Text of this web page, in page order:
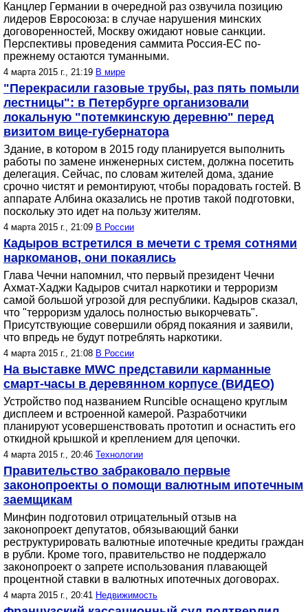
Канцлер Германии в очередной раз озвучила позицию
лидеров Евросоюза: в случае нарушения минских
договоренностей, Москву ожидают новые санкции.
Перспективы проведения саммита Россия-ЕС по-
прежнему остаются туманными.
4 марта 2015 г., 21:19 В мире
"Перекрасили газовые трубы, раз пять помыли
лестницы": в Петербурге организовали
локальную "потемкинскую деревню" перед
визитом вице-губернатора
Здание, в котором в 2015 году планируется выполнить
работы по замене инженерных систем, должна посетить
делегация. Сейчас, по словам жителей дома, здание
срочно чистят и ремонтируют, чтобы порадовать гостей. В
аппарате Албина оказались не против такой подготовки,
поскольку это идет на пользу жителям.
4 марта 2015 г., 21:09 В России
Кадыров встретился в мечети с тремя сотнями
наркоманов, они покаялись
Глава Чечни напомнил, что первый президент Чечни
Ахмат-Хаджи Кадыров считал наркотики и терроризм
самой большой угрозой для республики. Кадыров сказал,
что "терроризм удалось полностью выкорчевать".
Присутствующие совершили обряд покаяния и заявили,
что впредь не будут потреблять наркотики.
4 марта 2015 г., 21:08 В России
На выставке MWC представили карманные
смарт-часы в деревянном корпусе (ВИДЕО)
Устройство под названием Runcible оснащено круглым
дисплеем и встроенной камерой. Разработчики
планируют усовершенствовать прототип и оснастить его
откидной крышкой и креплением для цепочки.
4 марта 2015 г., 20:46 Технологии
Правительство забраковало первые
законопроекты о помощи валютным ипотечным
заемщикам
Минфин подготовил отрицательный отзыв на
законопроект депутатов, обязывающий банки
реструктурировать валютные ипотечные кредиты граждан
в рубли. Кроме того, правительство не поддержало
законопроект о запрете использования плавающей
процентной ставки в валютных ипотечных договорах.
4 марта 2015 г., 20:41 Недвижимость